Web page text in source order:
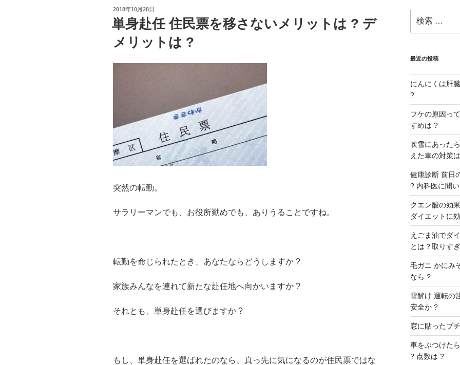
投
稿
日:
2018年10月28日
単身赴任 住民票を移さないメリットは ? デ
メリットは ?
突然の転勤。
サラリーマンでも、お役所勤めでも、ありうることですね。
転勤を命じられたとき、あなたならどうしますか ?
家族みんなを連れて新たな赴任地へ向かいますか ?
それとも、単身赴任を選びますか ?
もし、単身赴任を選ばれたのなら、真っ先に気になるのが住民票ではな
索:
最近の投稿
にんにくは肝
?
フケの原因っ
すめは ?
吹雪にあった
えた車の対策
健康診断 前日
? 内科医に聞
クエン酸の効
ダイエットに
えごま油でダ
とは？取りす
毛ガニ かにみ
なら ?
雪解け 運転の
安全か ?
窓に貼ったプ
車をぶつけた
? 点数は ?